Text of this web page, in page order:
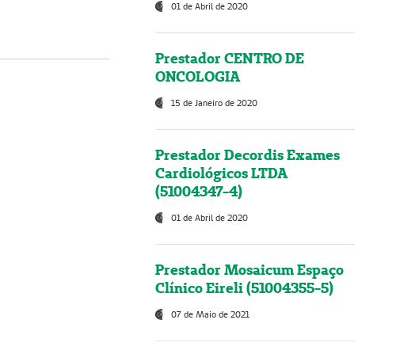
01 de Abril de 2020
Prestador CENTRO DE
ONCOLOGIA
15 de Janeiro de 2020
Prestador Decordis Exames
Cardiológicos LTDA
(51004347-4)
01 de Abril de 2020
Prestador Mosaicum Espaço
Clínico Eireli (51004355-5)
07 de Maio de 2021